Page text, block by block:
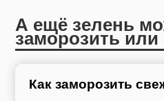
А ещё зелень
заморозить или
Как заморозить